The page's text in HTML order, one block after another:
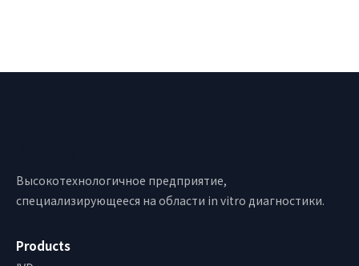
Высокотехнологичное предприятие,
специализирующееся на области in vitro диагностики.
Products